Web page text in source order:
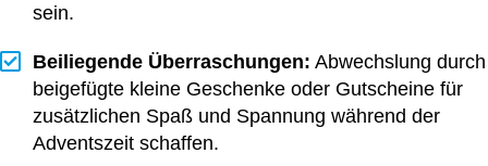
sein.
Beiliegende Überraschungen: Abwechslung durch
beigefügte kleine Geschenke oder Gutscheine für
zusätzlichen Spaß und Spannung während der
Adventszeit schaffen.